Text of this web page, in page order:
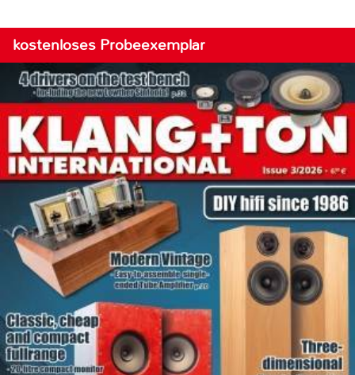
kostenloses Probeexemplar